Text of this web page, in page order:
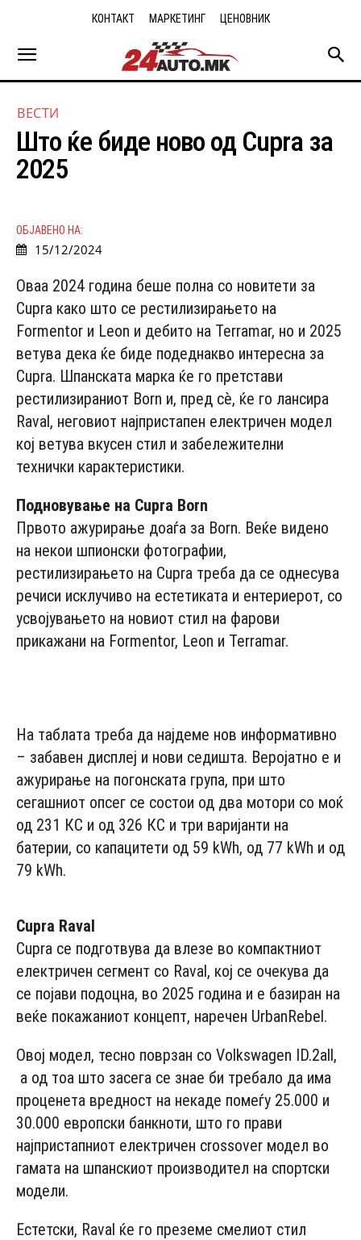
КОНТАКТ МАРКЕТИНГ ЦЕНОВНИК
ВЕСТИ
Што ќе биде ново од Cupra за
2025
ОБЈАВЕНО НА:
15/12/2024
Оваа 2024 година беше полна со новитети за
Cupra како што се рестилизирањето на
Formentor и Leon и дебито на Terramar, но и 2025
ветува дека ќе биде подеднакво интересна за
Cupra. Шпанската марка ќе го претстави
рестилизираниот Born и, пред сè, ќе го лансира
Raval, неговиот најпристапен електричен модел
кој ветува вкусен стил и забележителни
технички карактеристики.
Подновување на Cupra Born
Првото ажурирање доаѓа за Born. Веќе видено
на некои шпионски фотографии,
рестилизирањето на Cupra треба да се однесува
речиси исклучиво на естетиката и ентериерот, со
усвојувањето на новиот стил на фарови
прикажани на Formentor, Leon и Terramar.
На таблата треба да најдеме нов информативно
– забавен дисплеј и нови седишта. Веројатно е и
ажурирање на погонската група, при што
сегашниот опсег се состои од два мотори со моќ
од 231 КС и од 326 КС и три варијанти на
батерии, со капацитети од 59 kWh, од 77 kWh и од
79 kWh.
Cupra Raval
Cupra се подготвува да влезе во компактниот
електричен сегмент со Raval, кој се очекува да
се појави подоцна, во 2025 година и е базиран на
веќе покажаниот концепт, наречен UrbanRebel.
Овој модел, тесно поврзан со Volkswagen ID.2all,
а од тоа што засега се знае би требало да има
проценета вредност на некаде помеѓу 25.000 и
30.000 европски банкноти, што го прави
најпристапниот електричен crossover модел во
гамата на шпанскиот производител на спортски
модели.
Естетски, Raval ќе го преземе смелиот стил